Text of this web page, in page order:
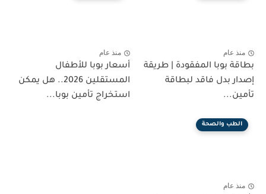
منذ عام
بطاقة بوبا المفقودة | طريقة
إصدار بدل فاقد لبطاقة
تأمين...
منذ عام
أسعار بوبا للأطفال
المستقلين 2026.. هل يمكن
استخراج تأمين بوبا...
الطب والصحة
منذ عام